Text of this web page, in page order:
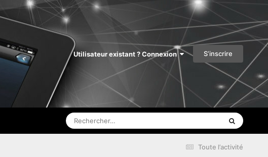
Utilisateur existant ? Connexion S’inscrire
Toute l’activité